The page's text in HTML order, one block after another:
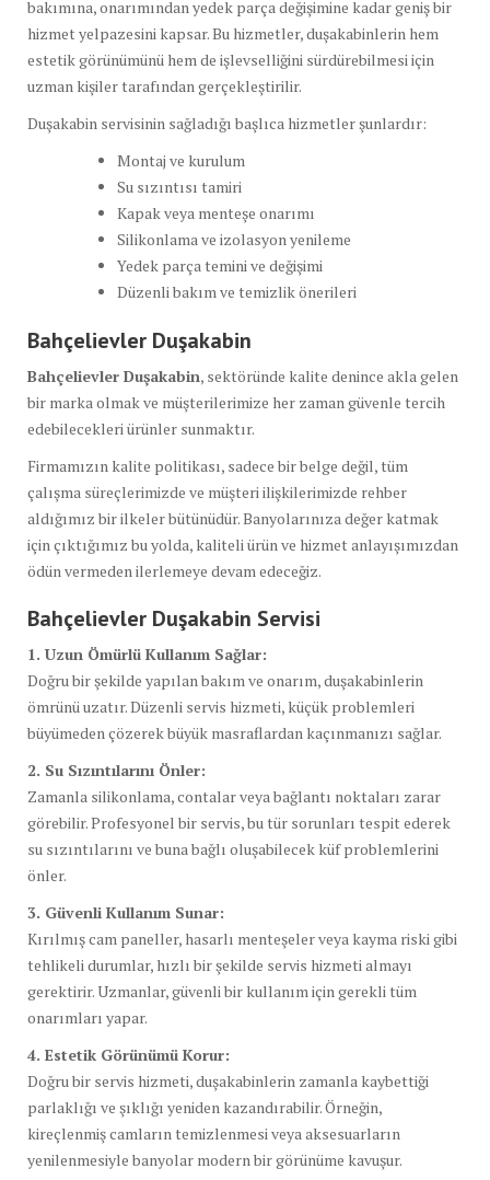
bakımına, onarımından yedek parça değişimine kadar geniş bir
hizmet yelpazesini kapsar. Bu hizmetler, duşakabinlerin hem
estetik görünümünü hem de işlevselliğini sürdürebilmesi için
uzman kişiler tarafından gerçekleştirilir.
Duşakabin servisinin sağladığı başlıca hizmetler şunlardır:
Montaj ve kurulum
Su sızıntısı tamiri
Kapak veya menteşe onarımı
Silikonlama ve izolasyon yenileme
Yedek parça temini ve değişimi
Düzenli bakım ve temizlik önerileri
Bahçelievler Duşakabin
Bahçelievler Duşakabin, sektöründe kalite denince akla gelen
bir marka olmak ve müşterilerimize her zaman güvenle tercih
edebilecekleri ürünler sunmaktır.
Firmamızın kalite politikası, sadece bir belge değil, tüm
çalışma süreçlerimizde ve müşteri ilişkilerimizde rehber
aldığımız bir ilkeler bütünüdür. Banyolarınıza değer katmak
için çıktığımız bu yolda, kaliteli ürün ve hizmet anlayışımızdan
ödün vermeden ilerlemeye devam edeceğiz.
Bahçelievler Duşakabin Servisi
1. Uzun Ömürlü Kullanım Sağlar:
Doğru bir şekilde yapılan bakım ve onarım, duşakabinlerin
ömrünü uzatır. Düzenli servis hizmeti, küçük problemleri
büyümeden çözerek büyük masraflardan kaçınmanızı sağlar.
2. Su Sızıntılarını Önler:
Zamanla silikonlama, contalar veya bağlantı noktaları zarar
görebilir. Profesyonel bir servis, bu tür sorunları tespit ederek
su sızıntılarını ve buna bağlı oluşabilecek küf problemlerini
önler.
3. Güvenli Kullanım Sunar:
Kırılmış cam paneller, hasarlı menteşeler veya kayma riski gibi
tehlikeli durumlar, hızlı bir şekilde servis hizmeti almayı
gerektirir. Uzmanlar, güvenli bir kullanım için gerekli tüm
onarımları yapar.
4. Estetik Görünümü Korur:
Doğru bir servis hizmeti, duşakabinlerin zamanla kaybettiği
parlaklığı ve şıklığı yeniden kazandırabilir. Örneğin,
kireçlenmiş camların temizlenmesi veya aksesuarların
yenilenmesiyle banyolar modern bir görünüme kavuşur.